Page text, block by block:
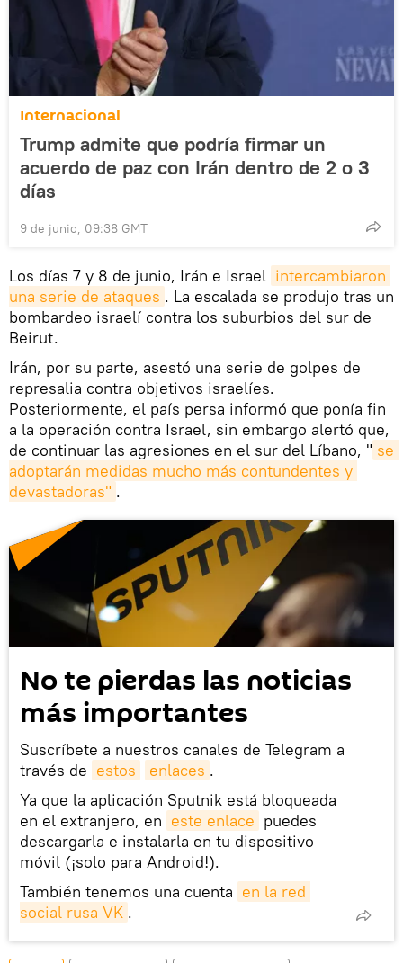
Internacional
Trump admite que podría firmar un
acuerdo de paz con Irán dentro de 2 o 3
días
9 de junio, 09:38 GMT
Los días 7 y 8 de junio, Irán e Israel intercambiaron
una serie de ataques . La escalada se produjo tras un
bombardeo israelí contra los suburbios del sur de
Beirut.
Irán, por su parte, asestó una serie de golpes de
represalia contra objetivos israelíes.
Posteriormente, el país persa informó que ponía fin
a la operación contra Israel, sin embargo alertó que,
de continuar las agresiones en el sur del Líbano, " se
adoptarán medidas mucho más contundentes y
devastadoras" .
No te pierdas las noticias
más importantes
Suscríbete a nuestros canales de Telegram a
través de estos enlaces .
Ya que la aplicación Sputnik está bloqueada
en el extranjero, en este enlace puedes
descargarla e instalarla en tu dispositivo
móvil (¡solo para Android!).
También tenemos una cuenta en la red
social rusa VK .